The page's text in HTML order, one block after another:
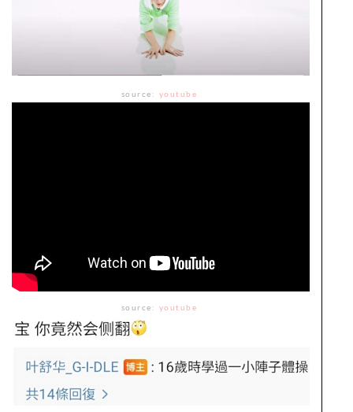
source: youtube
source: youtube